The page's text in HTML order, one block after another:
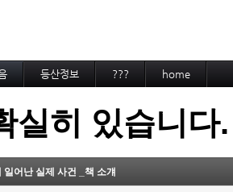
등산정보 ??? home
실히 있습니다.
어난 실제 사건 _책 소걔